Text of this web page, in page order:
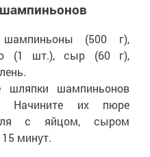
(500 г),
(1 шт.), сыр (60 г),
шляпки шампиньонов
Начините их пюре
с яйцом, сыром
минут.